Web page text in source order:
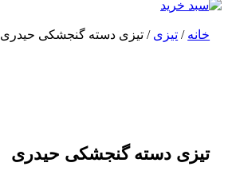
خانه / تیزی / تیزی دسته گنجشکی حیدری
تیزی دسته گنجشکی حیدری